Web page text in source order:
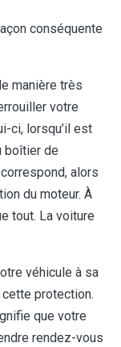
conséquente
manière très
votre
ci, lorsqu’il est
boîtier de
alors
du moteur. À
tout. La voiture
véhicule à sa
protection.
que votre
rendez-vous